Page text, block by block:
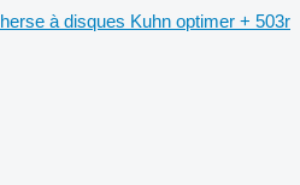
herse à disques Kuhn optimer + 503r